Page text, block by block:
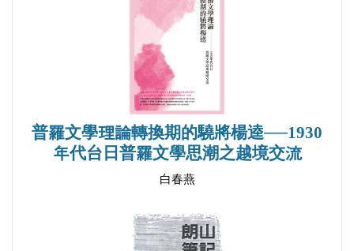
左翼社團活動，這時應已加入中共。1937年抗戰開始
前後去陝北，曾任毛澤東秘書多年。上世紀九十年
代，他曾說《毛澤東選集》中的若干篇文章是他所
寫，擬編入自己的文集，這個要求未得到完全的滿
足。文革後期「批鄧」階段，他曾揭發鄧小平，文革
後鄧小平以他是「黨內第一枝筆」而原諒了他。遂死
心塌地效忠於鄧。據說「一日無君則惶惶然」。1979
年替鄧起草關於「堅持四項基本原則」的講稿。後與
鄧力群一起，多方為胡耀邦、趙紫陽等的改革開放施
政設置障礙，包括策劃「清除精神污染」、「反對資
魯迅首倡「自由之思想，獨立之精神」—〈魯迅「摩
羅詩力說」洪橋今譯本〉序
《魯迅日記》中的胡風
魯迅、胡風和茅盾的一段交往—關於英譯本《子夜》
的介紹
胡風事件五十年祭
馬克思、倫勃朗與阿壟—1949年後關於文藝問題批判
我觀阿壟的《南京血祭》—寫在阿壟誕生百年、逝世
普羅文學理論轉換期的驍將楊逵──1930
年代台日普羅文學思潮之越境交流
白春燕